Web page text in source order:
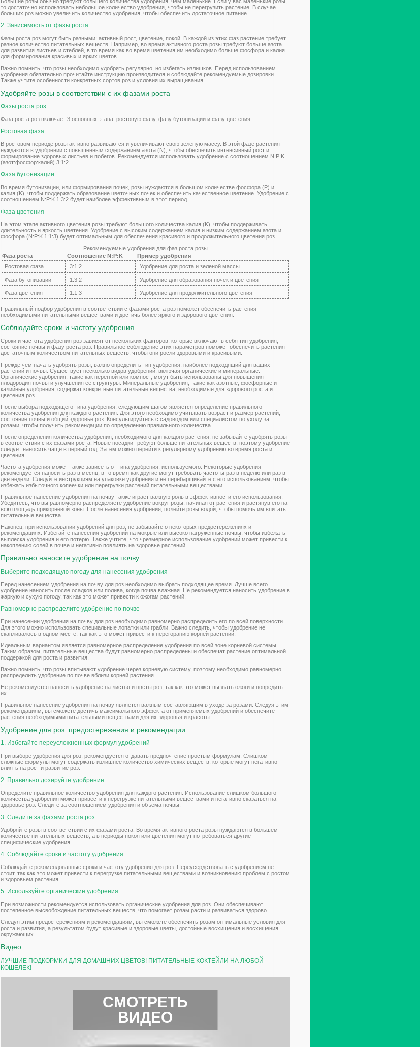
то достаточно использовать небольшое количество удобрения, чтобы не перегрузить растение. В случае
больших роз можно увеличить количество удобрения, чтобы обеспечить достаточное питание.
2. Зависимость от фазы роста
Фазы роста роз могут быть разными: активный рост, цветение, покой. В каждой из этих фаз растение требует
разное количество питательных веществ. Например, во время активного роста розы требуют больше азота
для развития листьев и стеблей, в то время как во время цветения им необходимо больше фосфора и калия
для формирования красивых и ярких цветов.
Важно помнить, что розы необходимо удобрять регулярно, но избегать излишков. Перед использованием
удобрения обязательно прочитайте инструкцию производителя и соблюдайте рекомендуемые дозировки.
Также учтите особенности конкретных сортов роз и условия их выращивания.
Удобряйте розы в соответствии с их фазами роста
Фазы роста роз
Фаза роста роз включает 3 основных этапа: ростовую фазу, фазу бутонизации и фазу цветения.
Ростовая фаза
В ростовом периоде розы активно развиваются и увеличивают свою зеленую массу. В этой фазе растения
нуждаются в удобрении с повышенным содержанием азота (N), чтобы обеспечить интенсивный рост и
формирование здоровых листьев и побегов. Рекомендуется использовать удобрение с соотношением N:P:K
(азот:фосфор:калий) 3:1:2.
Фаза бутонизации
Во время бутонизации, или формирования почек, розы нуждаются в большом количестве фосфора (P) и
калия (K), чтобы поддержать образование цветочных почек и обеспечить качественное цветение. Удобрение с
соотношением N:P:K 1:3:2 будет наиболее эффективным в этот период.
Фаза цветения
На этом этапе активного цветения розы требуют большого количества калия (K), чтобы поддерживать
длительность и яркость цветения. Удобрение с высоким содержанием калия и низким содержанием азота и
фосфора (N:P:K 1:1:3) будет оптимальным для обеспечения красивого и продолжительного цветения роз.
Рекомендуемые удобрения для фаз роста розы
Фаза роста
Соотношение N:P:K
Пример удобрения
Ростовая фаза
3:1:2 Удобрение для роста и зеленой массы
Фаза бутонизации 1:3:2 Удобрение для образования почек и цветения
Фаза цветения 1:1:3 Удобрение для продолжительного цветения
Правильный подбор удобрения в соответствии с фазами роста роз поможет обеспечить растения
необходимыми питательными веществами и достичь более яркого и здорового цветения.
Соблюдайте сроки и частоту удобрения
Сроки и частота удобрения роз зависят от нескольких факторов, которые включают в себя тип удобрения,
состояние почвы и фазу роста роз. Правильное соблюдение этих параметров поможет обеспечить растения
достаточным количеством питательных веществ, чтобы они росли здоровыми и красивыми.
Прежде чем начать удобрять розы, важно определить тип удобрения, наиболее подходящий для ваших
растений и почвы. Существует несколько видов удобрений, включая органические и минеральные.
Органические удобрения, такие как перегной или компост, могут быть использованы для повышения
плодородия почвы и улучшения ее структуры. Минеральные удобрения, такие как азотные, фосфорные и
калийные удобрения, содержат конкретные питательные вещества, необходимые для здорового роста и
цветения роз.
После выбора подходящего типа удобрения, следующим шагом является определение правильного
количества удобрения для каждого растения. Для этого необходимо учитывать возраст и размер растений,
состояние почвы и общий здоровье роз. Консультируйтесь с садоводом или специалистом по уходу за
розами, чтобы получить рекомендации по определению правильного количества.
После определения количества удобрения, необходимого для каждого растения, не забывайте удобрять розы
в соответствии с их фазами роста. Новые посадки требуют больше питательных веществ, поэтому удобрение
следует наносить чаще в первый год. Затем можно перейти к регулярному удобрению во время роста и
цветения.
Частота удобрения может также зависеть от типа удобрения, используемого. Некоторые удобрения
рекомендуется наносить раз в месяц, в то время как другие могут требовать частоты раз в неделю или раз в
две недели. Следуйте инструкциям на упаковке удобрения и не перебарщивайте с его использованием, чтобы
избежать избыточного копеечки или перегрузки растений питательными веществами.
Правильное нанесение удобрения на почву также играет важную роль в эффективности его использования.
Убедитесь, что вы равномерно распределяете удобрение вокруг розы, начиная от растения и растянув его на
всю площадь прикорневой зоны. После нанесения удобрения, полейте розы водой, чтобы помочь им впитать
питательные вещества.
Наконец, при использовании удобрений для роз, не забывайте о некоторых предостережениях и
рекомендациях. Избегайте нанесения удобрений на мокрые или высоко нагруженные почвы, чтобы избежать
выплеска удобрения и его потерю. Также учтите, что чрезмерное использование удобрений может привести к
накоплению солей в почве и негативно повлиять на здоровье растений.
Правильно наносите удобрение на почву
Выберите подходящую погоду для нанесения удобрения
Перед нанесением удобрения на почву для роз необходимо выбрать подходящее время. Лучше всего
удобрение наносить после осадков или полива, когда почва влажная. Не рекомендуется наносить удобрение в
жаркую и сухую погоду, так как это может привести к ожогам растений.
Равномерно распределите удобрение по почве
При нанесении удобрения на почву для роз необходимо равномерно распределить его по всей поверхности.
Для этого можно использовать специальные лопатки или грабли. Важно следить, чтобы удобрение не
скапливалось в одном месте, так как это может привести к перегоранию корней растений.
Идеальным вариантом является равномерное распределение удобрения по всей зоне корневой системы.
Таким образом, питательные вещества будут равномерно распределены и обеспечат растение оптимальной
поддержкой для роста и развития.
Важно помнить, что розы впитывают удобрение через корневую систему, поэтому необходимо равномерно
распределить удобрение по почве вблизи корней растения.
Не рекомендуется наносить удобрение на листья и цветы роз, так как это может вызвать ожоги и повредить
их.
Правильное нанесение удобрения на почву является важным составляющим в уходе за розами. Следуя этим
рекомендациям, вы сможете достичь максимального эффекта от применяемых удобрений и обеспечите
растения необходимыми питательными веществами для их здоровья и красоты.
Удобрение для роз: предостережения и рекомендации
1. Избегайте переусложненных формул удобрений
При выборе удобрения для роз, рекомендуется отдавать предпочтение простым формулам. Слишком
сложные формулы могут содержать излишнее количество химических веществ, которые могут негативно
влиять на рост и развитие роз.
2. Правильно дозируйте удобрение
Определите правильное количество удобрения для каждого растения. Использование слишком большого
количества удобрения может привести к перегрузке питательными веществами и негативно сказаться на
здоровье роз. Следите за соотношением удобрения и объема почвы.
3. Следите за фазами роста роз
Удобряйте розы в соответствии с их фазами роста. Во время активного роста розы нуждаются в большем
количестве питательных веществ, а в периоды покоя или цветения могут потребоваться другие
специфические удобрения.
4. Соблюдайте сроки и частоту удобрения
Соблюдайте рекомендованные сроки и частоту удобрения для роз. Переусердствовать с удобрением не
стоит, так как это может привести к перегрузке питательными веществами и возникновению проблем с ростом
и здоровьем растения.
5. Используйте органические удобрения
При возможности рекомендуется использовать органические удобрения для роз. Они обеспечивают
постепенное высвобождение питательных веществ, что помогает розам расти и развиваться здорово.
Следуя этим предостережениям и рекомендациям, вы сможете обеспечить розам оптимальные условия для
роста и развития, а результатом будут красивые и здоровые цветы, достойные восхищения и восхищения
окружающих.
Видео:
ЛУЧШИЕ ПОДКОРМКИ ДЛЯ ДОМАШНИХ ЦВЕТОВ! ПИТАТЕЛЬНЫЕ КОКТЕЙЛИ НА ЛЮБОЙ
КОШЕЛЕК!
СМОТРЕТЬ
ВИДЕО